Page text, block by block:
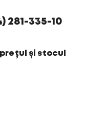
281-335-10
și stocul